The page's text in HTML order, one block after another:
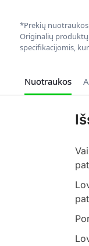
*Prekių nuotraukos
Originalių produktų
specifikacijomis,
Nuotraukos